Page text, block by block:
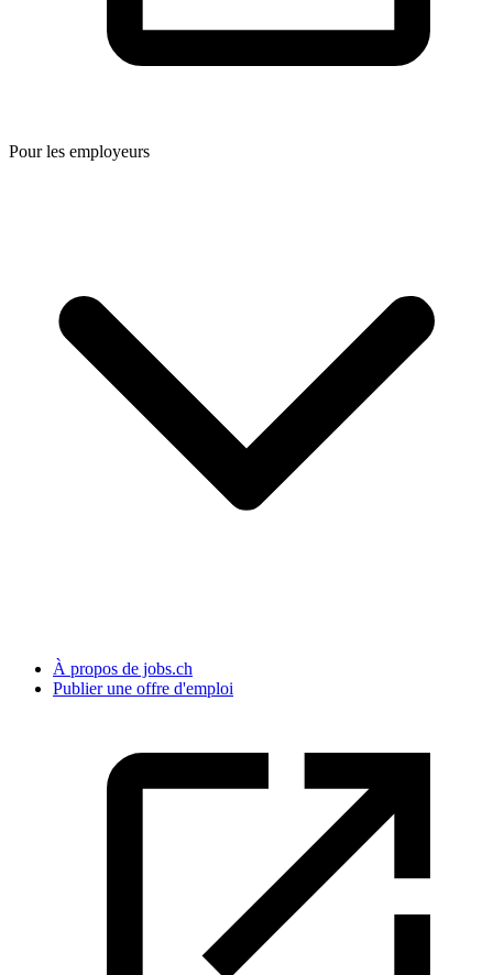
Pour les employeurs
À propos de jobs.ch
Publier une offre d'emploi